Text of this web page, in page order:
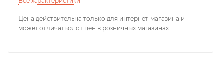
Цена действительна только для интернет-магазина и
может отличаться от цен в розничных магазинах